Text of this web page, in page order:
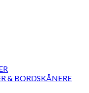
& BORDSKÅNERE